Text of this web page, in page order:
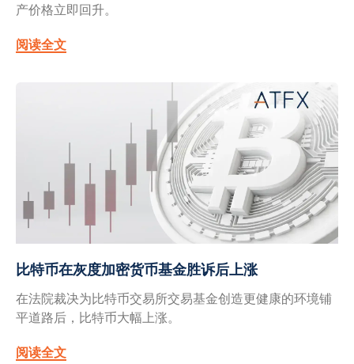
产价格立即回升。
阅读全文
比特币在灰度加密货币基金胜诉后上涨
在法院裁决为比特币交易所交易基金创造更健康的环境铺
平道路后，比特币大幅上涨。
阅读全文